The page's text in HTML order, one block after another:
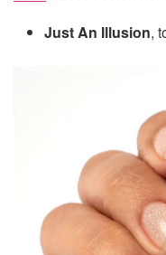
Just An Illusion,